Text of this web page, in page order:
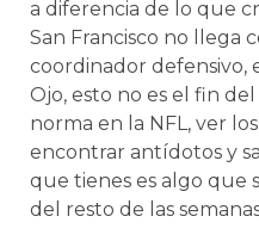
a diferencia de lo que
San Francisco no llega
coordinador defensivo,
Ojo, esto no es el fin
norma en la NFL, ver
encontrar antídotos y
que tienes es algo que
del resto de las